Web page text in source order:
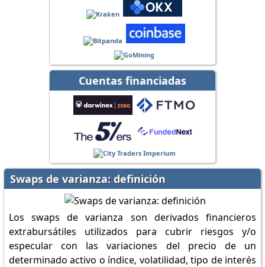
Cuentas financiadas
Swaps de varianza: definición
Los swaps de varianza son derivados financieros
extrabursátiles utilizados para cubrir riesgos y/o
especular con las variaciones del precio de un
determinado activo o índice, volatilidad, tipo de interés